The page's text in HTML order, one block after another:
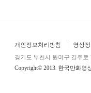
개인정보처리방침 영상
경기도 부천시 원미구 길주로
Copyright© 2013. 한국만화영